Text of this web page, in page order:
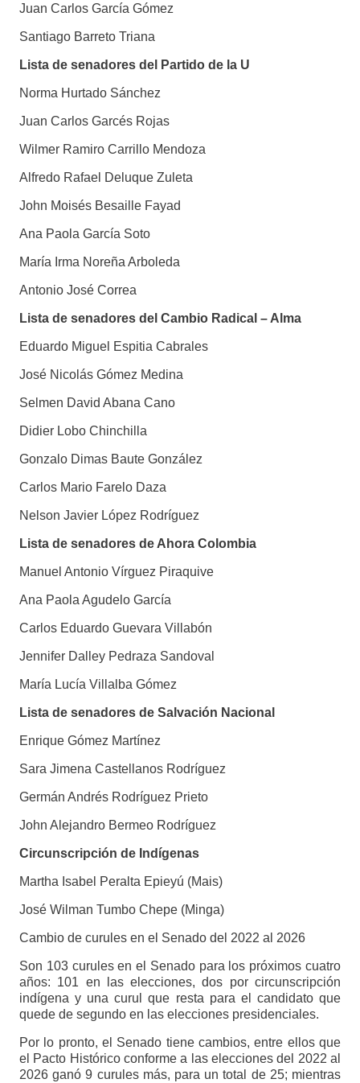
Juan Carlos García Gómez
Santiago Barreto Triana
Lista de senadores del Partido de la U
Norma Hurtado Sánchez
Juan Carlos Garcés Rojas
Wilmer Ramiro Carrillo Mendoza
Alfredo Rafael Deluque Zuleta
John Moisés Besaille Fayad
Ana Paola García Soto
María Irma Noreña Arboleda
Antonio José Correa
Lista de senadores del Cambio Radical – Alma
Eduardo Miguel Espitia Cabrales
José Nicolás Gómez Medina
Selmen David Abana Cano
Didier Lobo Chinchilla
Gonzalo Dimas Baute González
Carlos Mario Farelo Daza
Nelson Javier López Rodríguez
Lista de senadores de Ahora Colombia
Manuel Antonio Vírguez Piraquive
Ana Paola Agudelo García
Carlos Eduardo Guevara Villabón
Jennifer Dalley Pedraza Sandoval
María Lucía Villalba Gómez
Lista de senadores de Salvación Nacional
Enrique Gómez Martínez
Sara Jimena Castellanos Rodríguez
Germán Andrés Rodríguez Prieto
John Alejandro Bermeo Rodríguez
Circunscripción de Indígenas
Martha Isabel Peralta Epieyú (Mais)
José Wilman Tumbo Chepe (Minga)
Cambio de curules en el Senado del 2022 al 2026
Son 103 curules en el Senado para los próximos cuatro
años: 101 en las elecciones, dos por circunscripción
indígena y una curul que resta para el candidato que
quede de segundo en las elecciones presidenciales.
Por lo pronto, el Senado tiene cambios, entre ellos que
el Pacto Histórico conforme a las elecciones del 2022 al
2026 ganó 9 curules más, para un total de 25; mientras